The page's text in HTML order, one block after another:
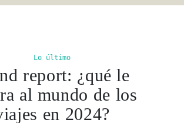
Lo último
report: ¿qué le
al mundo de los
en 2024?